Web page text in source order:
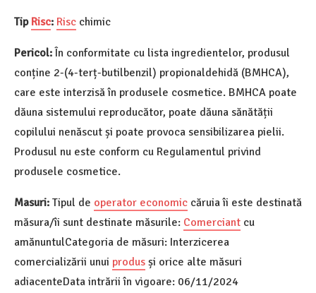
Tip Risc: Risc chimic
Pericol: În conformitate cu lista ingredientelor, produsul
conține 2-(4-terț-butilbenzil) propionaldehidă (BMHCA),
care este interzisă în produsele cosmetice. BMHCA poate
dăuna sistemului reproducător, poate dăuna sănătății
copilului nenăscut și poate provoca sensibilizarea pielii.
Produsul nu este conform cu Regulamentul privind
produsele cosmetice.
Masuri: Tipul de operator economic căruia îi este destinată
măsura/îi sunt destinate măsurile: Comerciant cu
amănuntulCategoria de măsuri: Interzicerea
comercializării unui produs și orice alte măsuri
adiacenteData intrării în vigoare: 06/11/2024